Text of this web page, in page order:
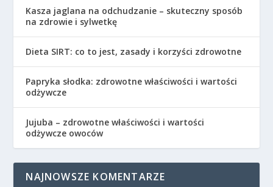
Kasza jaglana na odchudzanie – skuteczny sposób
na zdrowie i sylwetkę
Dieta SIRT: co to jest, zasady i korzyści zdrowotne
Papryka słodka: zdrowotne właściwości i wartości
odżywcze
Jujuba – zdrowotne właściwości i wartości
odżywcze owoców
NAJNOWSZE KOMENTARZE